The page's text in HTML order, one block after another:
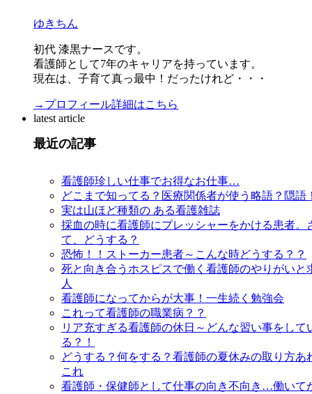
ゆきちん
初代 漆黒ナースです。
看護師として7年のキャリアを持っています。
現在は、子育て真っ最中！だったけれど・・・
→プロフィール詳細はこちら
latest article
最近の記事
看護師珍しい仕事でお得なお仕事…
どこまで知ってる？医療関係者が使う略語？隠語
実は山ほど種類の ある看護雑誌
採血の時に看護師にプレッシャーをかける患者。
て、どうする？
恐怖！！ストーカー患者～こんな時どうする？？
死と向き合うホスピスで働く看護師のやりがいと
人
看護師になってからが大事！一生続く勉強会
これって看護師の職業病？？
リア充すぎる看護師の休日～どんな習い事をして
る？！
どうする？何をする？看護師の夏休みの取り方あ
これ
看護師・保健師として仕事の向き不向き…働いて